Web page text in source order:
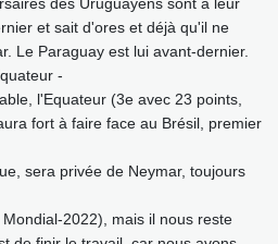
et sait d'ores et déjà qu'il ne
Le Paraguay est lui avant-dernier.
-
l'Equateur (3e avec 23 points,
fort à faire face au Brésil, premier
sera privée de Neymar, toujours
2022), mais il nous reste